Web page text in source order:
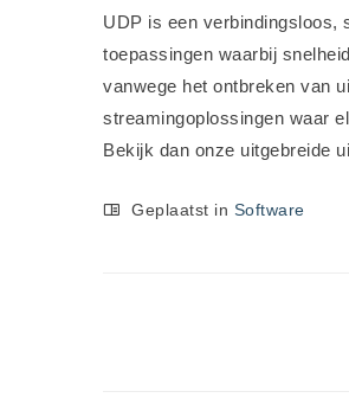
UDP is een verbindingsloos,
toepassingen waarbij
vanwege het ontbreken van
streamingoplossingen waar
Bekijk dan onze uitgebreide
Geplaatst in Software